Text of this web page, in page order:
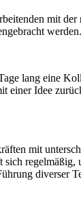
mit
werden.
lang eine
einer Idee
mit
regelmäßig,
diverser